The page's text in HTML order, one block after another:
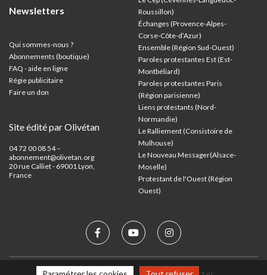
Newsletters
Qui sommes-nous ?
Abonnements (boutique)
FAQ - aide en ligne
Régie publicitaire
Faire un don
Site édité par Olivétan
04 72 00 08 54 –
abonnement@olivetan.org
20 rue Calliet - 69001 Lyon,
France
Roussillon)
Échanges (Provence-Alpes-
Corse-Côte-d’Azur)
Ensemble (Région Sud-Ouest)
Paroles protestantes Est (Est-
Montbéliard)
Paroles protestantes Paris
(Région parisienne)
Liens protestants (Nord-
Normandie)
Le Ralliement (Consistoire de
Mulhouse)
Le Nouveau Messager(Alsace-
Moselle)
Protestant de l'Ouest (Région
Ouest)